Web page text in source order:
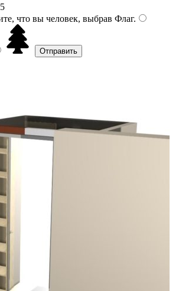
5
что вы человек, выбрав Флаг.